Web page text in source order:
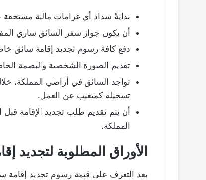
بدايةً سداد أي غرامات مالية مستحقة
أن يكون جواز سفر السائق ساري
دفع كافة رسوم تجديد إقامة سائق
تقديم الصورة الشخصية والبصمة
تواجد السائق في أراضي المملكة، خلال
تسجيله كمتغيب عن العمل.
أن يتم تقديم طلب تجديد الإقامة قبل
المملكة.
الأوراق المطلوبة لتجديد
بعد التعرف على قيمة رسوم تجديد إقامة